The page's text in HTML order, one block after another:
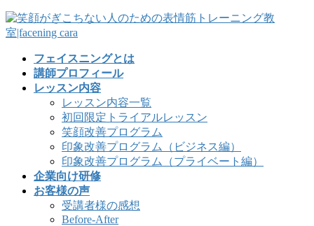
フェイスニングとは
講師プロフィール
レッスン内容
レッスン内容一覧
初回限定トライアルレッスン
笑顔改善プログラム
印象改善プログラム（ビジネス編）
印象改善プログラム（プライベート編）
企業向け研修
お客様の声
受講者様の感想
Before-After